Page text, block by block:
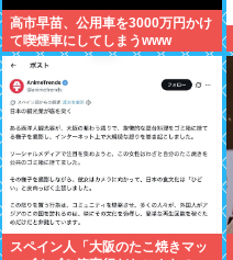
高市早苗、公用車を3000万円かけ
て喫煙車にしてしまうwww
スペイン人「大阪のたこ焼きマッ